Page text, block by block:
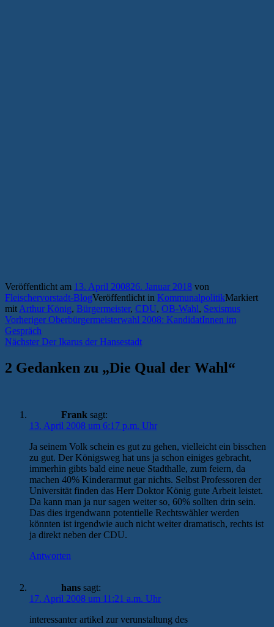
Veröffentlicht am 13. April 200826. Januar 2018 von
Fleischervorstadt-BlogVeröffentlicht in KommunalpolitikMarkiert
mit Arthur König, Bürgermeister, CDU, OB-Wahl, Sexismus
Beitragsnavigation
Vorheriger Vorheriger
Oberbürgermeisterwahl 2008: KandidatInnen im
Gespräch
Nächster Nächster
Der Ikarus der Hansestadt
2 Gedanken zu „Die Qual der Wahl“
Frank sagt:
13. April 2008 um 6:17 p.m. Uhr
Ja seinem Volk schein es gut zu gehen, vielleicht ein bisschen
zu gut. Der Königsweg hat uns ja schon einiges gebracht,
immerhin gibts bald eine neue Stadthalle, zum feiern, da
machen 40% Kinderarmut gar nichts. Selbst Professoren der
Universität finden das Herr Doktor König gute Arbeit leistet.
Da kann man ja nur sagen weiter so, 60% sollten drin sein.
Das dies irgendwann potentielle Rechtswähler werden
könnten ist irgendwie auch nicht weiter dramatisch, rechts ist
ja direkt neben der CDU.
Antworten
hans sagt:
17. April 2008 um 11:21 a.m. Uhr
interessanter artikel zur verunstaltung des